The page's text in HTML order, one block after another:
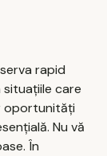
rapid
situațiile care
oportunități
Nu vă
În